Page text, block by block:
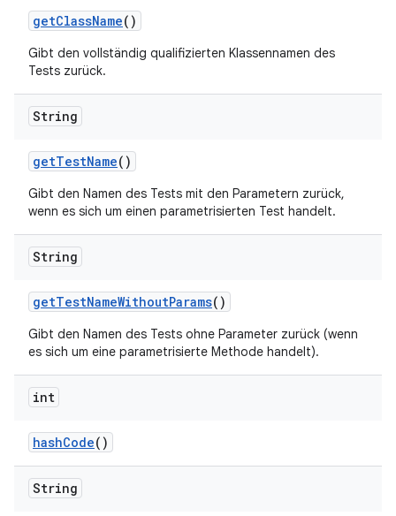
getClassName()
Gibt den vollständig qualifizierten Klassennamen des
Tests zurück.
String
getTestName()
Gibt den Namen des Tests mit den Parametern zurück,
wenn es sich um einen parametrisierten Test handelt.
String
getTestNameWithoutParams()
Gibt den Namen des Tests ohne Parameter zurück (wenn
es sich um eine parametrisierte Methode handelt).
int
hashCode()
String